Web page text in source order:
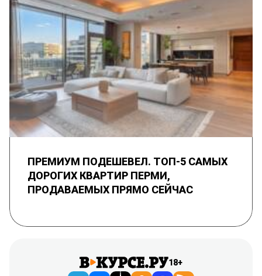
ПРЕМИУМ ПОДЕШЕВЕЛ. ТОП-5 САМЫХ
ДОРОГИХ КВАРТИР ПЕРМИ,
ПРОДАВАЕМЫХ ПРЯМО СЕЙЧАС
18+